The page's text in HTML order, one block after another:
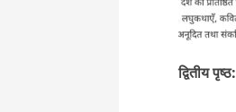
द्वितीय पृष्ठ: